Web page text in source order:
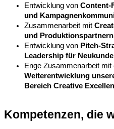
Entwicklung von Content-
und
Zusammenarbeit mit
und Produktionspartnern
Entwicklung von Pitch-
Leadership für
Enge Zusammenarbeit mit
Weiterentwicklung
Bereich Creative
Kompetenzen, die